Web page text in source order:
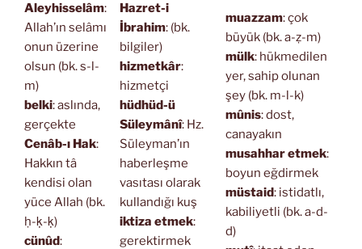
Aleyhisselâm:
Allah’ın selâmı
onun üzerine
olsun (bk. s-l-
m)
belki: aslında,
gerçekte
Cenâb-ı Hak:
Hakkın tâ
kendisi olan
yüce Allah (bk.
ḥ-ḳ-ḳ)
cünûd:
Hazret-i
İbrahim: (bk.
bilgiler)
hizmetkâr:
hizmetçi
hüdhüd-ü
Süleymânî: Hz.
Süleyman’ın
haberleşme
vasıtası olarak
kullandığı kuş
iktiza etmek:
gerektirmek
muazzam: çok
büyük (bk. a-ẓ-m)
mülk: hükmedilen
yer, sahip olunan
şey (bk. m-l-k)
mûnis: dost,
canayakın
musahhar etmek:
boyun eğdirmek
müstaid: istidatlı,
kabiliyetli (bk. a-d-
d)